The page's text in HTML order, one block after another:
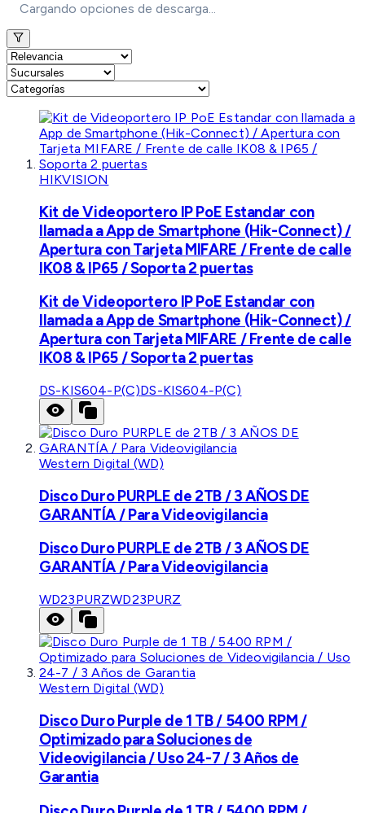
Cargando opciones de descarga...
HIKVISION
Kit de Videoportero IP PoE Estandar con
llamada a App de Smartphone (Hik-Connect) /
Apertura con Tarjeta MIFARE / Frente de calle
IK08 & IP65 / Soporta 2 puertas
Kit de Videoportero IP PoE Estandar con
llamada a App de Smartphone (Hik-Connect) /
Apertura con Tarjeta MIFARE / Frente de calle
IK08 & IP65 / Soporta 2 puertas
DS-KIS604-P(C)DS-KIS604-P(C)
Western Digital (WD)
Disco Duro PURPLE de 2TB / 3 AÑOS DE
GARANTÍA / Para Videovigilancia
Disco Duro PURPLE de 2TB / 3 AÑOS DE
GARANTÍA / Para Videovigilancia
WD23PURZWD23PURZ
Western Digital (WD)
Disco Duro Purple de 1 TB / 5400 RPM /
Optimizado para Soluciones de
Videovigilancia / Uso 24-7 / 3 Años de
Garantia